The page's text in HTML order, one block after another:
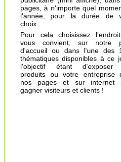
pages, à n'importe quel
l'année, pour la durée de
choix.
Pour cela choisissez
vous convient, sur notre
d'accueil ou dans l'une des
thématiques disponibles à ce
l'objectif étant d'exposer
produits ou votre entreprise
nos pages et sur internet
gagner visiteurs et clients !